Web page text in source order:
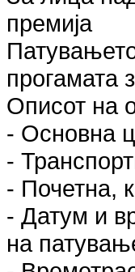
премија
прогамата
Описот на
- Основна
-
- Почетна,
- Датум и
на